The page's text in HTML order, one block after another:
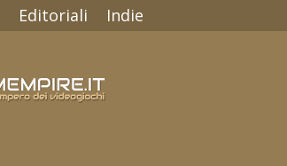
Editoriali Indie